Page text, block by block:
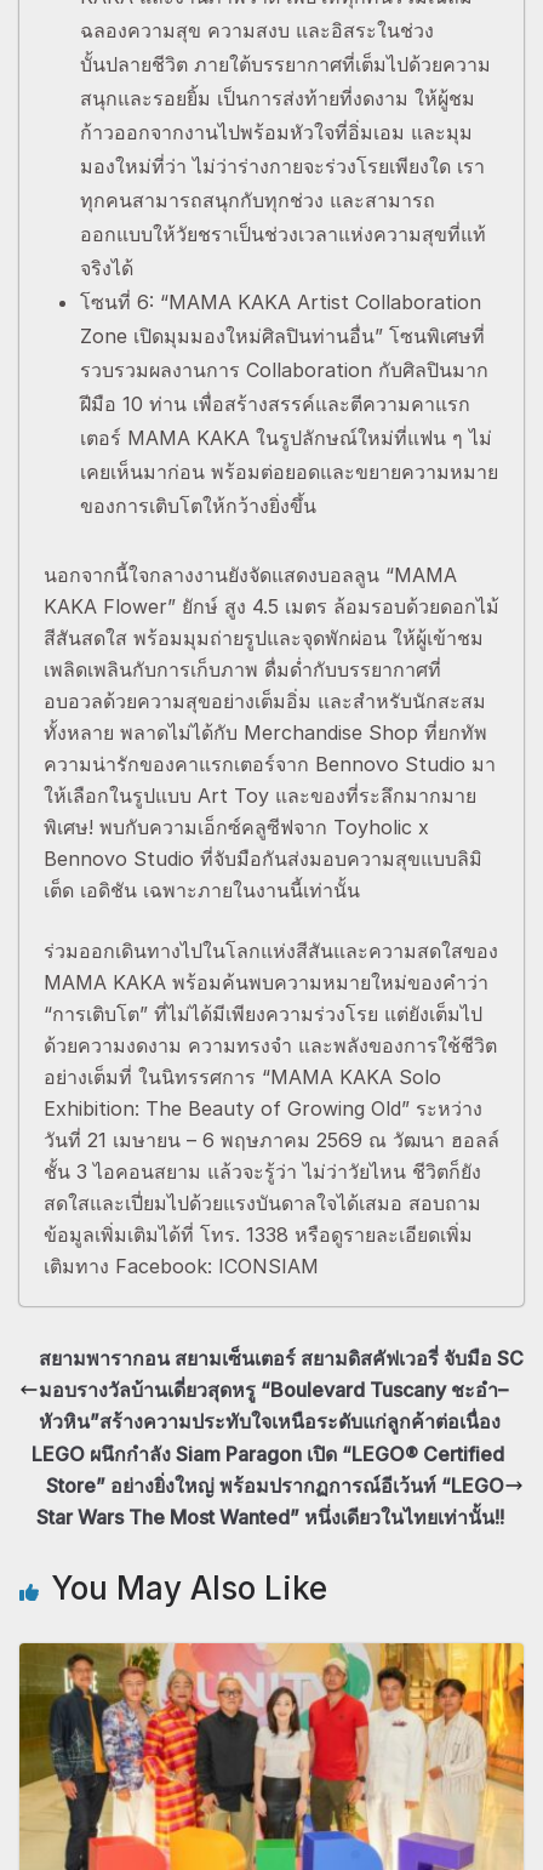
ฉลองความสุข ความสงบ และอิสระในช่วง
บั้นปลายชีวิต ภายใต้บรรยากาศที่เต็มไปด้วยความ
สนุกและรอยยิ้ม เป็นการส่งท้ายที่งดงาม ให้ผู้ชม
ก้าวออกจากงานไปพร้อมหัวใจที่อิ่มเอม และมุม
มองใหม่ที่ว่า ไม่ว่าร่างกายจะร่วงโรยเพียงใด เรา
ทุกคนสามารถสนุกกับทุกช่วง และสามารถ
ออกแบบให้วัยชราเป็นช่วงเวลาแห่งความสุขที่แท้
จริงได้
โซนที่ 6: “MAMA KAKA Artist Collaboration
Zone เปิดมุมมองใหม่ศิลปินท่านอื่น” โซนพิเศษที่
รวบรวมผลงานการ Collaboration กับศิลปินมาก
ฝีมือ 10 ท่าน เพื่อสร้างสรรค์และตีความคาแรก
เตอร์ MAMA KAKA ในรูปลักษณ์ใหม่ที่แฟน ๆ ไม่
เคยเห็นมาก่อน พร้อมต่อยอดและขยายความหมาย
ของการเติบโตให้กว้างยิ่งขึ้น
นอกจากนี้ใจกลางงานยังจัดแสดงบอลลูน “MAMA
KAKA Flower” ยักษ์ สูง 4.5 เมตร ล้อมรอบด้วยดอกไม้
สีสันสดใส พร้อมมุมถ่ายรูปและจุดพักผ่อน ให้ผู้เข้าชม
เพลิดเพลินกับการเก็บภาพ ดื่มด่ำกับบรรยากาศที่
อบอวลด้วยความสุขอย่างเต็มอิ่ม และสำหรับนักสะสม
ทั้งหลาย พลาดไม่ได้กับ Merchandise Shop ที่ยกทัพ
ความน่ารักของคาแรกเตอร์จาก Bennovo Studio มา
ให้เลือกในรูปแบบ Art Toy และของที่ระลึกมากมาย
พิเศษ! พบกับความเอ็กซ์คลูซีฟจาก Toyholic x
Bennovo Studio ที่จับมือกันส่งมอบความสุขแบบลิมิ
เต็ด เอดิชัน เฉพาะภายในงานนี้เท่านั้น
ร่วมออกเดินทางไปในโลกแห่งสีสันและความสดใสของ
MAMA KAKA พร้อมค้นพบความหมายใหม่ของคำว่า
“การเติบโต” ที่ไม่ได้มีเพียงความร่วงโรย แต่ยังเต็มไป
ด้วยความงดงาม ความทรงจำ และพลังของการใช้ชีวิต
อย่างเต็มที่ ในนิทรรศการ “MAMA KAKA Solo
Exhibition: The Beauty of Growing Old” ระหว่าง
วันที่ 21 เมษายน – 6 พฤษภาคม 2569 ณ วัฒนา ฮอลล์
ชั้น 3 ไอคอนสยาม แล้วจะรู้ว่า ไม่ว่าวัยไหน ชีวิตก็ยัง
สดใสและเปี่ยมไปด้วยแรงบันดาลใจได้เสมอ สอบถาม
ข้อมูลเพิ่มเติมได้ที่ โทร. 1338 หรือดูรายละเอียดเพิ่ม
เติมทาง Facebook: ICONSIAM
สยามพารากอน สยามเซ็นเตอร์ สยามดิสคัฟเวอรี่ จับมือ SC
มอบรางวัลบ้านเดี่ยวสุดหรู “Boulevard Tuscany ชะอำ–
หัวหิน”สร้างความประทับใจเหนือระดับแก่ลูกค้าต่อเนื่อง
LEGO ผนึกกำลัง Siam Paragon เปิด “LEGO® Certified
Store” อย่างยิ่งใหญ่ พร้อมปรากฏการณ์อีเว้นท์ “LEGO
Star Wars The Most Wanted” หนึ่งเดียวในไทยเท่านั้น!!
You May Also Like